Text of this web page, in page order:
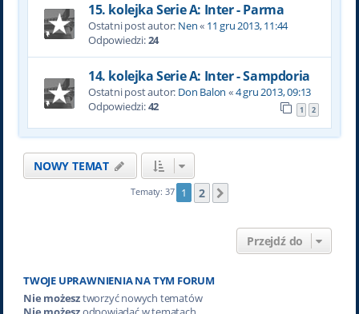
15. kolejka Serie A: Inter - Parma
Ostatni post autor: Nen« 11 gru 2013, 11:44
Odpowiedzi:24
14. kolejka Serie A: Inter - Sampdoria
Ostatni post autor: Don Balon «4 gru 2013, 09:13
Odpowiedzi:42 1 2
NOWY TEMAT
Tematy: 37 1 2
Przejdź do
TWOJE UPRAWNIENIA NA TYM FORUM
Nie możesztworzyć nowych tematów